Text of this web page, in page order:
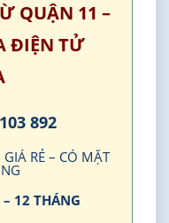
QUẬN 11 –
ĐIỆN TỬ
892
RẺ – CÓ MẶT
– 12 THÁNG